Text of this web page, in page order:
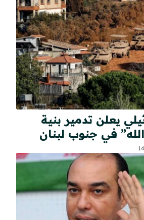
يعلن تدمير بنية
في جنوب لبنان